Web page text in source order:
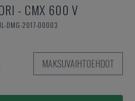
- CMX 600 V
DMG-2017-00003
MAKSUVAIHTOEHDOT